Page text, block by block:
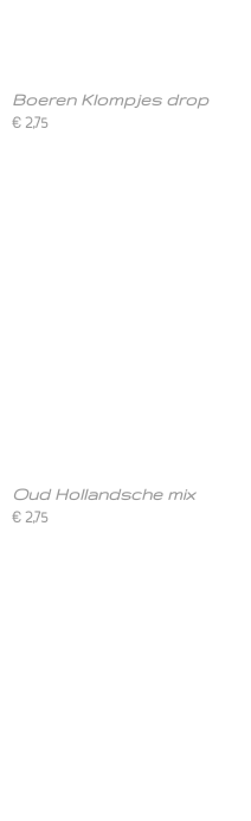
Boeren Klompjes drop
€ 2,75
Oud Hollandsche mix
€ 2,75